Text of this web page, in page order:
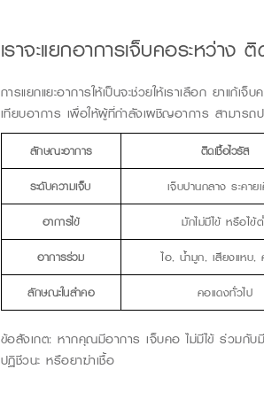
เราจะแยกอาการเจ็บคอระหว่าง ติ
การแยกแยะอาการให้เป็นจะช่วยให้เราเลือก ยาแก้เจ็บ
เทียบอาการ เพื่อให้ผู้ที่กำลังเผชิญอาการ สามารถ
ลักษณะอาการ ติดเชื้อไวรัส
ระดับความเจ็บ
เจ็บปานกลาง ระคาย
อาการไข้
มักไม่มีไข้ หรือไข้
อาการร่วม
ไอ, น้ำมูก, เสียงแหบ
ลักษณะในลำคอ
คอแดงทั่วไป
ข้อสังเกต: หากคุณมีอาการ เจ็บคอ ไม่มีไข้ ร่วมกับ
ปฏิชีวนะ หรือยาฆ่าเชื้อ